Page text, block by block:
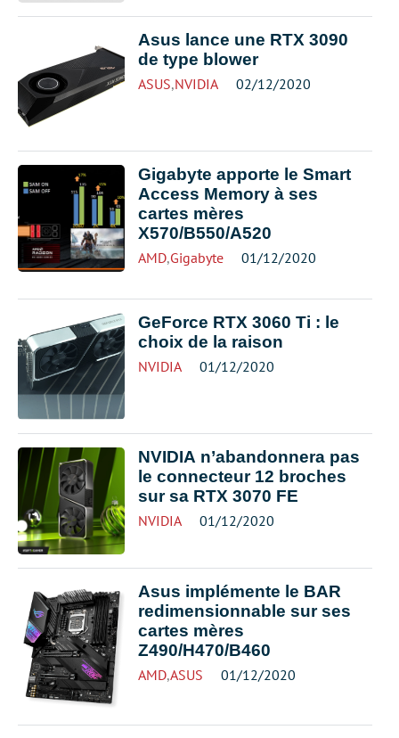
Asus lance une RTX 3090
de type blower
ASUS,NVIDIA 02/12/2020
Gigabyte apporte le Smart
Access Memory à ses
cartes mères
X570/B550/A520
AMD,Gigabyte 01/12/2020
GeForce RTX 3060 Ti : le
choix de la raison
NVIDIA 01/12/2020
NVIDIA n’abandonnera pas
le connecteur 12 broches
sur sa RTX 3070 FE
NVIDIA 01/12/2020
Asus implémente le BAR
redimensionnable sur ses
cartes mères
Z490/H470/B460
AMD,ASUS 01/12/2020